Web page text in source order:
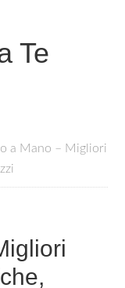
Te
a Mano – Migliori